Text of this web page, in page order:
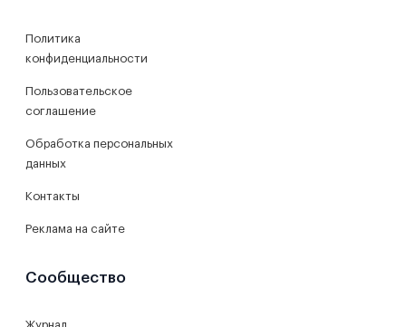
Политика
конфиденциальности
Пользовательское
соглашение
Обработка персональных
данных
Контакты
Реклама на сайте
Сообщество
Журнал